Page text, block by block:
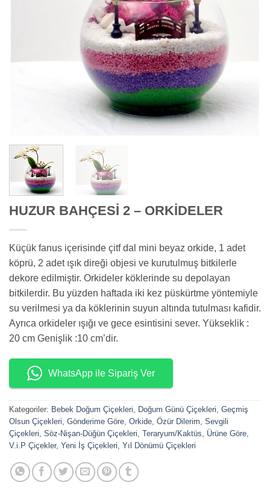
HUZUR BAHÇESİ 2 – ORKİDELER
Küçük fanus içerisinde çitf dal mini beyaz orkide, 1 adet
köprü, 2 adet ışık direği objesi ve kurutulmuş bitkilerle
dekore edilmiştir. Orkideler köklerinde su depolayan
bitkilerdir. Bu yüzden haftada iki kez püskürtme yöntemiyle
su verilmesi ya da köklerinin suyun altında tutulması kafidir.
Ayrıca orkideler ışığı ve gece esintisini sever. Yükseklik :
20 cm Genişlik :10 cm’dir.
WhatsApp ile Sipariş Ver
Kategoriler: Bebek Doğum Çiçekleri Doğum Günü Çiçekleri Geçmiş
Olsun Çiçekleri Gönderime Göre Orkide Özür Dilerim Sevgili
Çiçekleri Söz-Nişan-Düğün Çiçekleri Teraryum/Kaktüs Ürüne Göre
V.i.P Çiçekler, Yeni İş Çiçekleri Yıl Dönümü Çiçekleri